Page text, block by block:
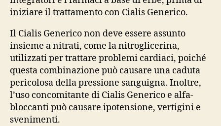
iniziare il trattamento con Cialis Generico.
Il Cialis Generico non deve essere assunto
insieme a nitrati, come la nitroglicerina,
utilizzati per trattare problemi cardiaci, poiché
questa combinazione può causare una caduta
pericolosa della pressione sanguigna. Inoltre,
l’uso concomitante di Cialis Generico e alfa-
bloccanti può causare ipotensione, vertigini e
svenimenti.